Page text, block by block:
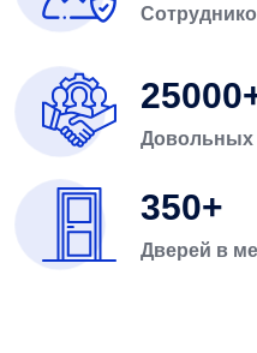
25000
Довольных
350
Дверей в